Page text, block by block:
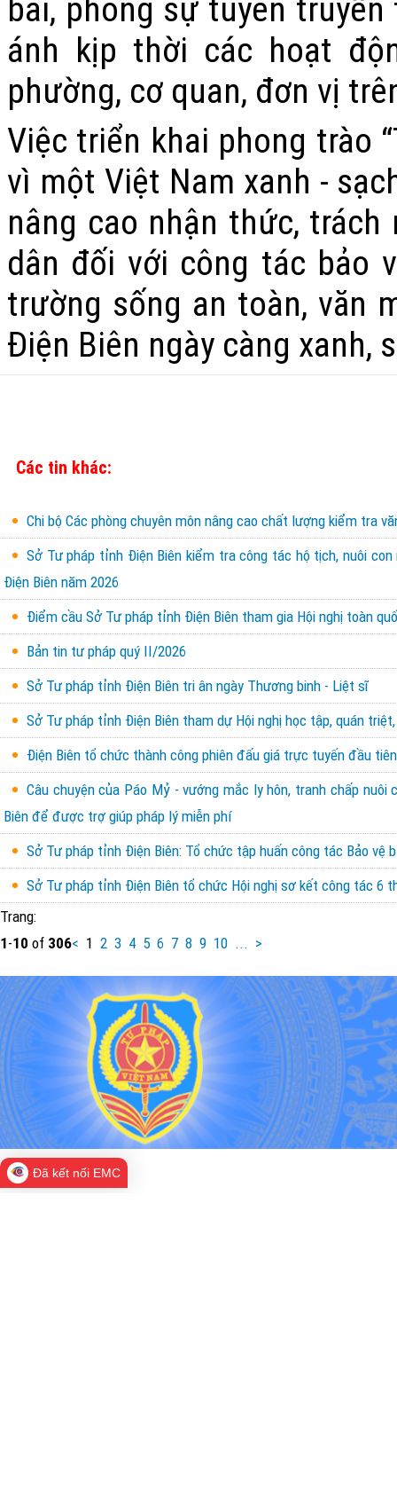
bài, phóng sự tuyên
ánh kịp thời các hoạt
phường, cơ quan, đơn vị
Việc triển khai phong trào
vì một Việt Nam xanh -
nâng cao nhận thức,
dân đối với công tác bảo
trường sống an toàn, văn
Điện Biên ngày càng xanh,
Các tin khác:
Chi bộ Các phòng chuyên môn nâng cao chất lượng kiểm tra
Sở Tư pháp tỉnh Điện Biên kiểm tra công tác hộ tịch, nuôi
Điện Biên năm 2026
Điểm cầu Sở Tư pháp tỉnh Điện Biên tham gia Hội nghị toàn
Bản tin tư pháp quý II/2026
Sở Tư pháp tỉnh Điện Biên tri ân ngày Thương binh - Liệt sĩ
Sở Tư pháp tỉnh Điện Biên tham dự Hội nghị học tập, quán
Điện Biên tổ chức thành công phiên đấu giá trực tuyến đầu
Câu chuyện của Páo Mỷ - vướng mắc ly hôn, tranh chấp
Biên để được trợ giúp pháp lý miễn phí
Sở Tư pháp tỉnh Điện Biên: Tổ chức tập huấn công tác Bảo vệ
Sở Tư pháp tỉnh Điện Biên tổ chức Hội nghị sơ kết công tác 6
Trang:
1-10 of 306< 1 2 3 4 5 6 7 8 9 10 ... >
Đã kết nối EMC